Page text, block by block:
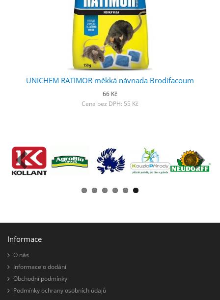
UNICHEM RATIMOR měkká návnada Brodifacoum
66 Kč
Cena bez DPH: 55 Kč
Informace
O nás
Informace o dodání
Obchodní podmínky
Podmínky ochrany osobních údajů